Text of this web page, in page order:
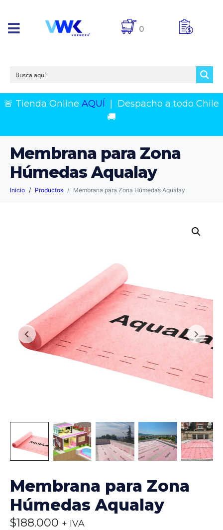
0
🚨 Tienda Online AQUÍ
Despacho a todo Chile
🚚
Membrana para Zona
Húmedas Aqualay
Inicio Productos Membrana para Zona Húmedas Aqualay
Membrana para Zona
Húmedas Aqualay
$188.000 + IVA